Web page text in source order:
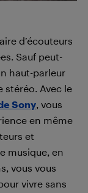
d’écouteurs
Sauf peut-
haut-parleur
stéréo. Avec le
Sony, vous
en même
et
musique, en
vous vous
vivre sans